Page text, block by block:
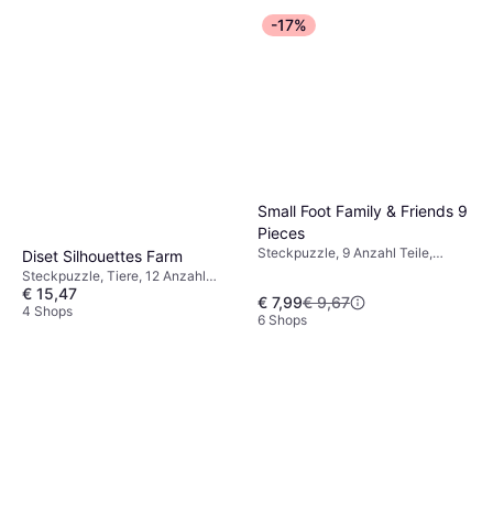
Diset Silhouettes Farm
Steckpuzzle, Tiere, 12 Anzahl
Teile
€ 15,47
4 Shops
-17%
Small Foot Family & Friends 9
Pieces
Steckpuzzle, 9 Anzahl Teile,
€ 7,99€ 9,67
6 Shops